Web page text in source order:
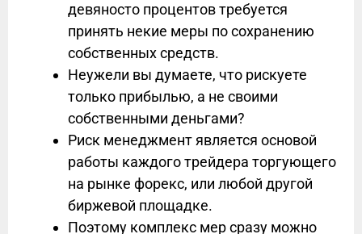
девяносто процентов требуется
принять некие меры по сохранению
собственных средств.
Неужели вы думаете, что рискуете
только прибылью, а не своими
собственными деньгами?
Риск менеджмент является основой
работы каждого трейдера торгующего
на рынке форекс, или любой другой
биржевой площадке.
Поэтому комплекс мер сразу можно